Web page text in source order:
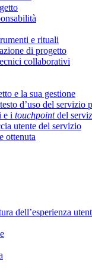
e rituali
di progetto
collaborativi
e la sua gestione
d’uso del servizio
e i touchpointdel
utente del servizio
ottenuta
dell’esperienza